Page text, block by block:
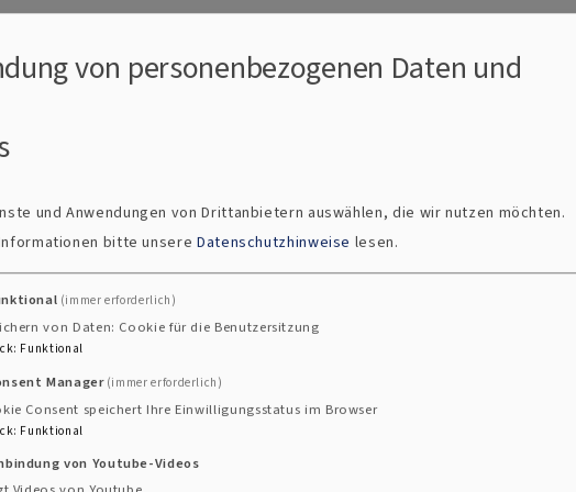
in Adelhofen
17. Juni , findet um
von personenbezogenen Daten und
und Anwendungen von Drittanbietern auswählen, die wir nutzen möchten.
bitte unsere Datenschutzhinweise lesen.
(immer erforderlich)
von Daten: Cookie für die Benutzersitzung
: Funktional
Manager (immer erforderlich)
Consent speichert Ihre Einwilligungsstatus im Browser
: Funktional
von Youtube-Videos